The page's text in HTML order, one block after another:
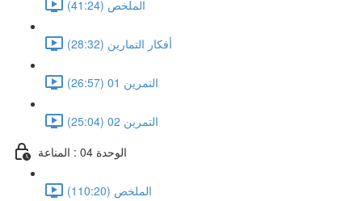
الملخص (41:24)
أفكار التمارين (28:32)
التمرين 01 (26:57)
التمرين 02 (25:04)
الوحدة 04 : المناعة
الملخص (110:20)